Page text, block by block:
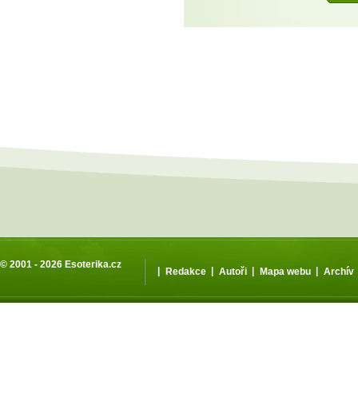
© 2001 - 2026 Esoterika.cz
| Redakce | Autoři | Mapa webu | Archív